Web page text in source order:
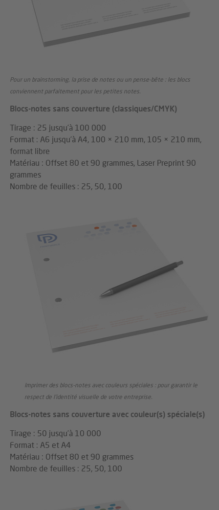
Pour un brainstorming, la prise de notes ou un pense-bête : les blocs
conviennent parfaitement pour les petites notes.
Blocs-notes sans couverture (classiques/CMYK)
Tirage : 25 jusqu’à 100 000
Format : A6 jusqu’à A4, 100 × 210 mm, 105 × 210 mm,
format libre
Matériau : Offset 80 et 90 grammes, Laser Preprint 90
grammes
Nombre de feuilles : 25, 50, 100
Imprimer des blocs-notes avec couleurs spéciales : pour garantir le
respect de l’identité visuelle de votre entreprise.
Blocs-notes sans couverture avec couleur(s) spéciale(s)
Tirage : 50 jusqu’à 10 000
Format : A5 et A4
Matériau : Offset 80 et 90 grammes
Nombre de feuilles : 25, 50, 100